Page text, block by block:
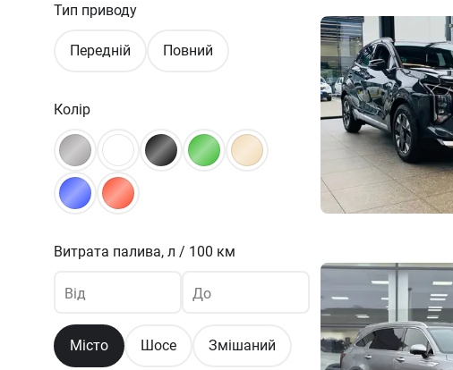
Тип приводу
Передній Повний
Колір
Витрата палива, л / 100 км
Від До
Місто Шосе Змішаний